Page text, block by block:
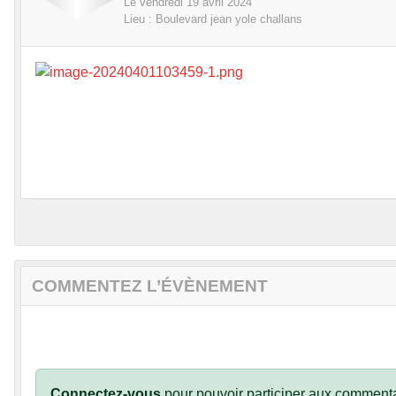
Lieu : Boulevard jean yole challans
COMMENTEZ L’ÉVÈNEMENT